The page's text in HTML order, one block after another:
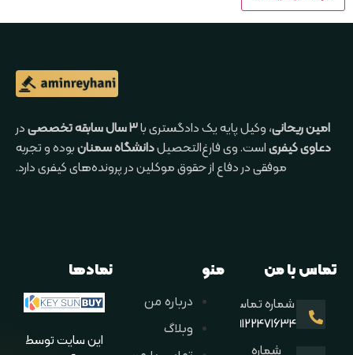
امین ریحانی، وکیل پایه یک دادگستری با۳ سال سابقه تخصصی
در
دعاوی کیفریاست. وی فارغ‌التحصیلدانشگاه سمنانبوده و تجربه
موفقی در دفاع از حقوق موکلین در پرونده‌های کیفری دارد.
تماس با من
شماره تماس
09122471634
شماره
منو
درباره من
وبلاگ
نمادها
این سایت توسط